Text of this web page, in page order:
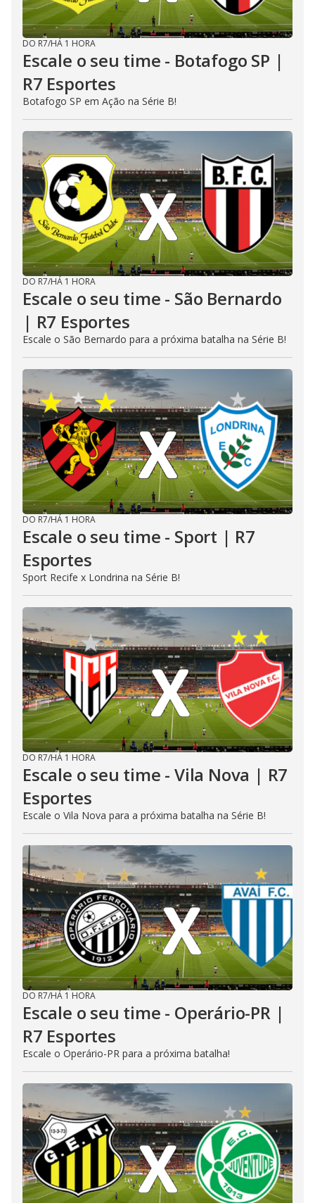
DO R7/HÁ 1 HORA
Escale o seu time - Botafogo SP |
R7 Esportes
Botafogo SP em Ação na Série B!
DO R7/HÁ 1 HORA
Escale o seu time - São Bernardo
| R7 Esportes
Escale o São Bernardo para a próxima batalha na Série B!
DO R7/HÁ 1 HORA
Escale o seu time - Sport | R7
Esportes
Sport Recife x Londrina na Série B!
DO R7/HÁ 1 HORA
Escale o seu time - Vila Nova | R7
Esportes
Escale o Vila Nova para a próxima batalha na Série B!
DO R7/HÁ 1 HORA
Escale o seu time - Operário-PR |
R7 Esportes
Escale o Operário-PR para a próxima batalha!